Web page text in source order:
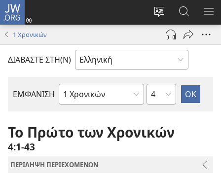
JW.ORG
Αλλαγή
γλώσσας
ιστότοπου
Σύνδεση
(ανοίγει
παράθυρο)
στο
JW.ORG
1 Χρονικών
ΔΙΑΒΑΣΤΕ ΣΤΗ(Ν)
ΕΜΦΑΝΙΣΗ
Βιβλίο
Γραφής
Κεφάλαιο
Το Πρώτο των Χρονικών
4:1-43
ΠΕΡΙΛΗΨΗ ΠΕΡΙΕΧΟΜΕΝΩΝ